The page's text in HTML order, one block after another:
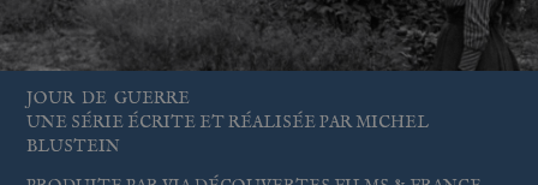
JOUR DE GUERRE
UNE SÉRIE ÉCRITE ET RÉALISÉE PAR MICHEL
BLUSTEIN